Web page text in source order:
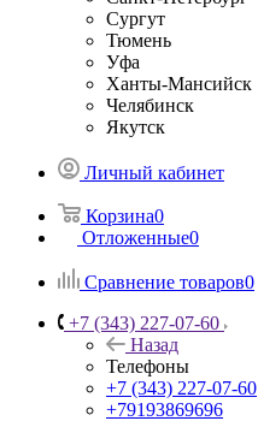
Сургут
Тюмень
Уфа
Ханты-Мансийск
Челябинск
Якутск
Личный кабинет
Корзина0
Отложенные0
Сравнение товаров0
+7 (343) 227-07-60
Назад
Телефоны
+7 (343) 227-07-60
+79193869696